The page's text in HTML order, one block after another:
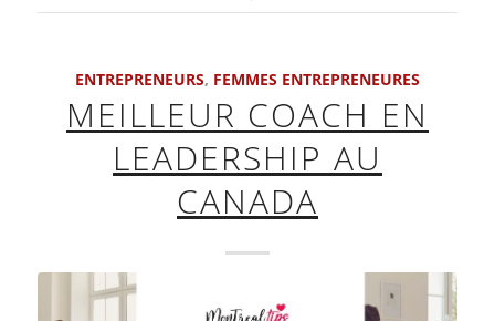
ENTREPRENEURS, FEMMES ENTREPRENEURES
MEILLEUR COACH EN
LEADERSHIP AU
CANADA